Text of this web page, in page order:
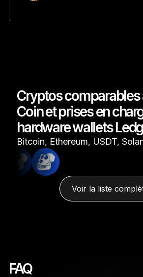
Cryptos comparables
Coin et prises en
hardware wallets
Bitcoin, Ethereum, USDT,
Voir la liste
FAQ